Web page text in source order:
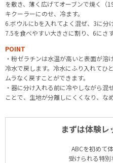
を敷き、薄く広げてオーブンで焼く
キクーラーにのせ、冷ます。
6.ボウルにbを入れてよく混ぜ、3に分
7.5を食べやすい大きさに割り、6にさ
POINT
・粉ゼラチンは水温が高いと表面が
冷水で戻します。冷水にふり入れてひ
ムラなく戻すことができます。
・器に分け入れる前に冷やしながら混
ことで、生地が分離しにくくなり、な
まずは体験
ABCを初めて
受けられる特別